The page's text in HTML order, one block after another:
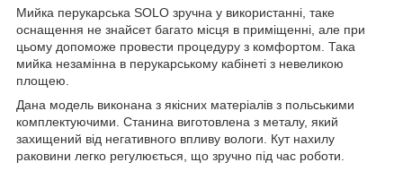
Мийка перукарська SOLO зручна у використанні, таке
оснащення не знайсет багато місця в приміщенні, але при
цьому допоможе провести процедуру з комфортом. Така
мийка незамінна в перукарському кабінеті з невеликою
площею.
Дана модель виконана з якісних матеріалів з польськими
комплектуючими. Станина виготовлена з металу, який
захищений від негативного впливу вологи. Кут нахилу
раковини легко регулюється, що зручно під час роботи.